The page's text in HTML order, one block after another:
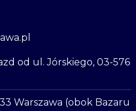
od ul. Jórskiego, 03-576
Warszawa (obok Bazaru